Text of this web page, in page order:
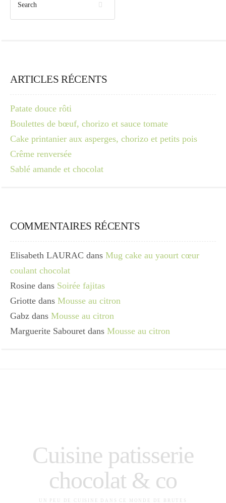
ARTICLES RÉCENTS
Patate douce rôti
Boulettes de bœuf, chorizo et sauce tomate
Cake printanier aux asperges, chorizo et petits pois
Crême renversée
Sablé amande et chocolat
COMMENTAIRES RÉCENTS
Elisabeth LAURAC dans Mug cake au yaourt cœur
coulant chocolat
Rosine dans Soirée fajitas
Griotte dans Mousse au citron
Gabz dans Mousse au citron
Marguerite Sabouret dans Mousse au citron
Cuisine patisserie
chocolat & co
UN PEU DE CUISINE DANS CE MONDE DE BRUTES